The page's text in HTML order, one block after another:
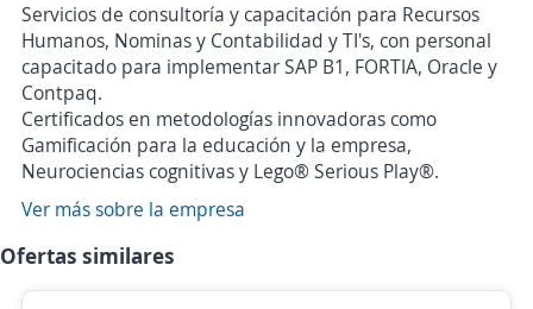
Servicios de consultoría y capacitación para Recursos
Humanos, Nominas y Contabilidad y TI's, con personal
capacitado para implementar SAP B1, FORTIA, Oracle y
Contpaq.
Certificados en metodologías innovadoras como
Gamificación para la educación y la empresa,
Neurociencias cognitivas y Lego® Serious Play®.
Ver más sobre la empresa
Ofertas similares